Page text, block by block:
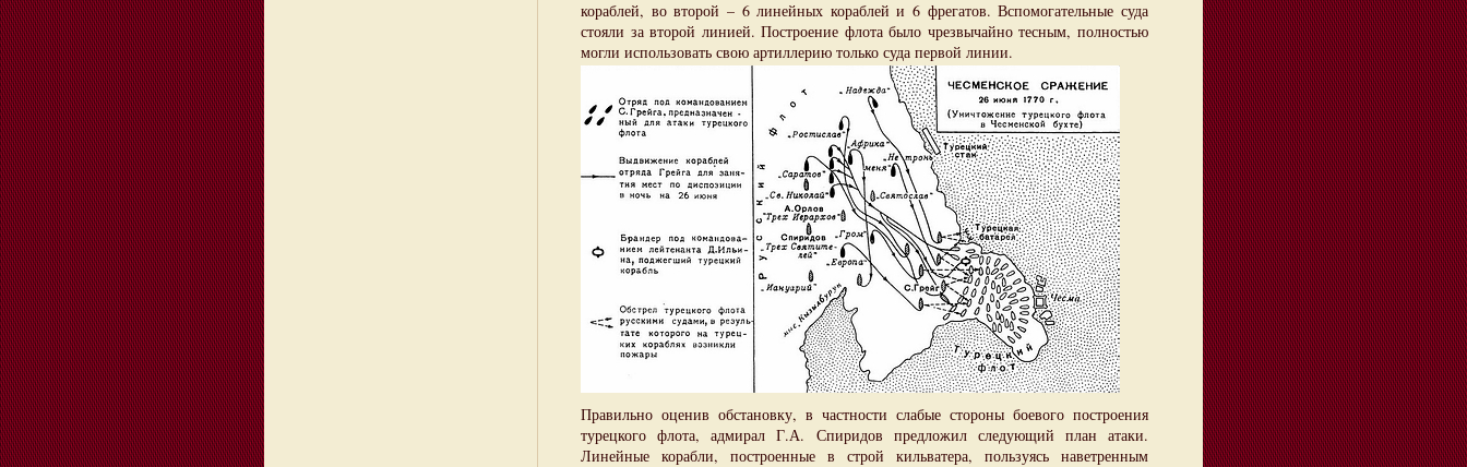
кораблей, во второй – 6 линейных кораблей и 6 фрегатов. Вспомогательные суда
стояли за второй линией. Построение флота было чрезвычайно тесным, полностью
могли использовать свою артиллерию только суда первой линии.
Правильно оценив обстановку, в частности слабые стороны боевого построения
турецкого флота, адмирал Г.А. Спиридов предложил следующий план атаки.
Линейные корабли, построенные в строй кильватера, пользуясь наветренным